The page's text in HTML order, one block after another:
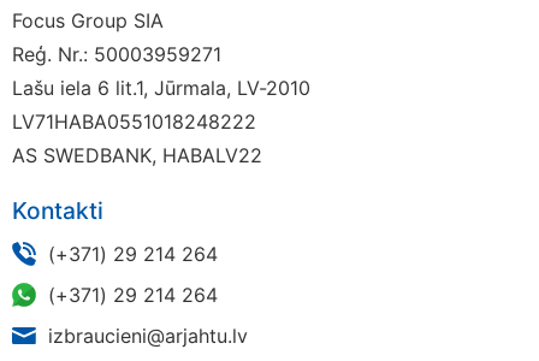
Focus Group SIA
Reģ. Nr.: 50003959271
Lašu iela 6 lit.1, Jūrmala, LV-2010
LV71HABA0551018248222
AS SWEDBANK, HABALV22
Kontakti
(+371) 29 214 264
(+371) 29 214 264
izbraucieni@arjahtu.lv